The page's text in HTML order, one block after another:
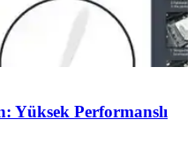
Yüksek Performanslı